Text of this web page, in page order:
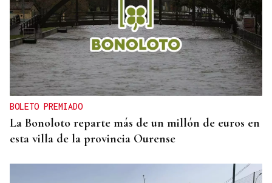
BOLETO PREMIADO
La Bonoloto reparte más de un millón de euros en
esta villa de la provincia Ourense